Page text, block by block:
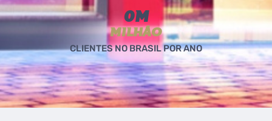
MILHÃO
0M
CLIENTES NO BRASIL POR ANO